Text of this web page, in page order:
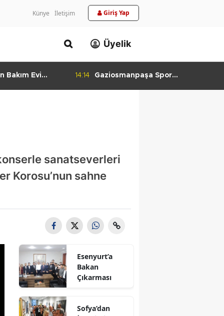
Künye İletişim Giriş Yap
Üyelik
Bakım Evi
14:14
Gaziosmanpaşa Spor
sanatseverleri
Korosu’nun sahne
Esenyurt’a
Bakan
Çıkarması
Sofya’dan